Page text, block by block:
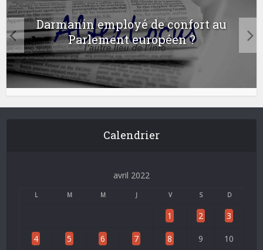
Darmanin employé de confort au
Parlement européen ?
Calendrier
avril 2022
L M M J V S D
1 2 3
4 5 6 7 8 9 10